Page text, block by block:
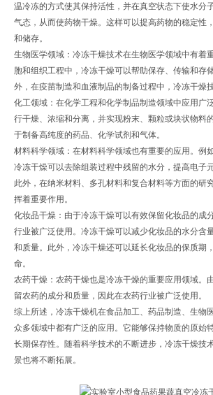
温冷冻的方式使其保持活性，并在真空状态下使水分
气态，从而使药物干燥。这样可以提高药物的稳定性
和储存。
生物医学领域：冷冻干燥技术在生物医学领域中有着
胞和组织工程中，冷冻干燥可以帮助保存、传输和存
外，在疫苗制造和血液制品的制备过程中，冷冻干燥
化工领域：在化学工程和化学制品制造领域中应用广
行干燥、浓缩和分离，并实现粉末、颗粒或块状物料
于制备高纯度的药品、化学试剂和气体。
材料科学领域：在材料科学领域也有重要的应用。例
冷冻干燥可以去除组装过程中残留的水分，提高电子
此外，在纳米材料、多孔材料和复合材料等方面的研
挥着重要作用。
化妆品干燥：由于冷冻干燥可以有效保留化妆品的成
行业被广泛使用。冷冻干燥可以减少化妆品的水分含
和质量。此外，冷冻干燥还可以延长化妆品的保质期
命。
农药干燥：农药干燥也是冷冻干燥的重要应用领域。
留农药的成分和质量，因此在农药行业被广泛使用。
综上所述，冷冻干燥机在食品加工、药品制造、生物
众多领域中都有广泛的应用。它能够保持物质的原始
长期保存性。随着科学技术的不断进步，冷冻干燥技
景也将不断拓展。